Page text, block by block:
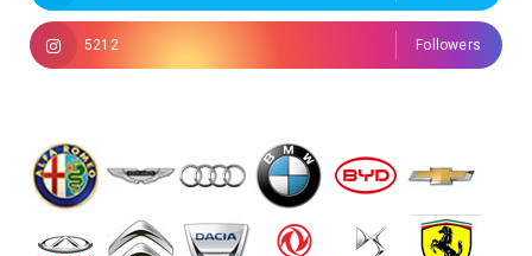
5212 Followers